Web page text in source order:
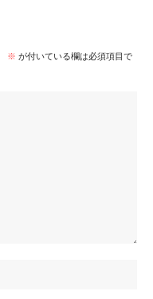
※ が付いている欄は必須項目で